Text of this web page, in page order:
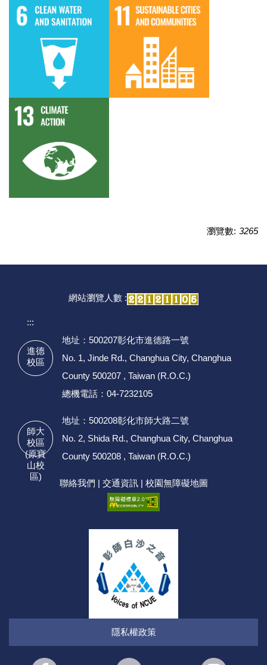
瀏覽數: 3265
網站瀏覽人數 :
:::
進德
校區
地址：500207彰化市進德路一號
No. 1, Jinde Rd., Changhua City, Changhua
County 500207 , Taiwan (R.O.C.)
總機電話：04-7232105
師大
校區
(原寶
山校
區)
地址：500208彰化市師大路二號
No. 2, Shida Rd., Changhua City, Changhua
County 500208 , Taiwan (R.O.C.)
聯絡我們 交通資訊| 校園無障礙地圖
隱私權政策